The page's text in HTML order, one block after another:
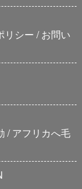
リシー
お問い
アフリカへ毛